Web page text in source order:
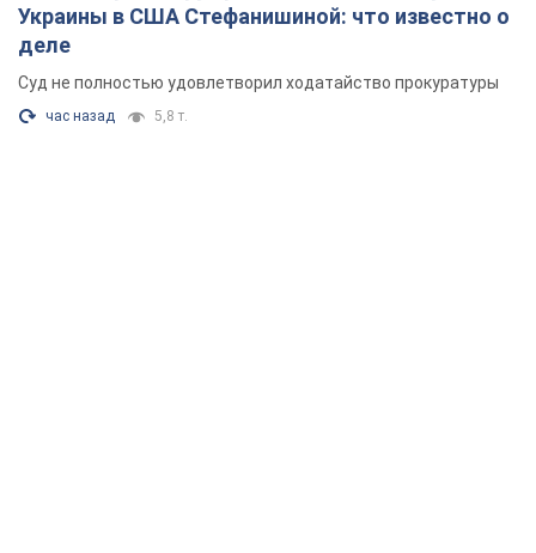
Украины в США Стефанишиной: что известно о
деле
Суд не полностью удовлетворил ходатайство прокуратуры
час назад 5,8 т.